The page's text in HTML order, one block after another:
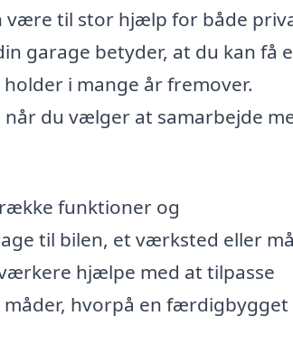
være til stor hjælp for både
garage betyder, at du kan få
i mange år fremover.
du vælger at samarbejde
funktioner og
til bilen, et værksted eller
hjælpe med at tilpasse
måder, hvorpå en færdigbygget